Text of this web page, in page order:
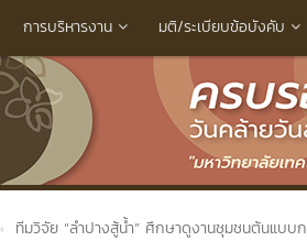
การบริหารงาน มติ/ระเบียบข้อบังคับ
ทีมวิจัย “ลำปางสู้น้ำ” ศึกษาดูงานชุมชนต้นแบ